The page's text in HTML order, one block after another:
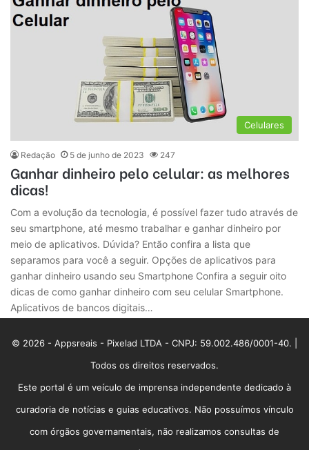
Celulares
Redação 5 de junho de 2023 247
Ganhar dinheiro pelo celular: as melhores
dicas!
Com a evolução da tecnologia, é possível fazer tudo através de
seu smartphone, até mesmo trabalhar e ganhar dinheiro por
meio de aplicativos. Dúvida? Então confira a lista que
separamos para você a seguir. Opções de aplicativos para
ganhar dinheiro usando seu Smartphone Confira a seguir oito
dicas de como ganhar dinheiro com seu celular Smartphone.
Aplicativos de bancos digitais…
© 2026 - Appsreais - Pixelad LTDA - CNPJ: 59.002.486/0001-40. |
Todos os direitos reservados.
Este portal é um veículo de imprensa independente dedicado à
curadoria de notícias e guias educativos. Não possuímos vínculo
com órgãos governamentais, não realizamos consultas de